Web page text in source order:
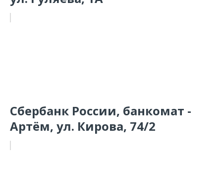
Сбербанк России, банкомат -
Артём, ул. Кирова, 74/2